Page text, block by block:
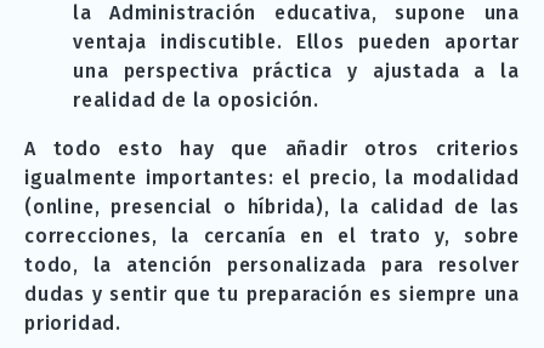
la Administración educativa, supone una
ventaja indiscutible. Ellos pueden aportar
una perspectiva práctica y ajustada a la
realidad de la oposición.
A todo esto hay que añadir otros criterios
igualmente importantes: el precio, la modalidad
(online, presencial o híbrida), la calidad de las
correcciones, la cercanía en el trato y, sobre
todo, la atención personalizada para resolver
dudas y sentir que tu preparación es siempre una
prioridad.